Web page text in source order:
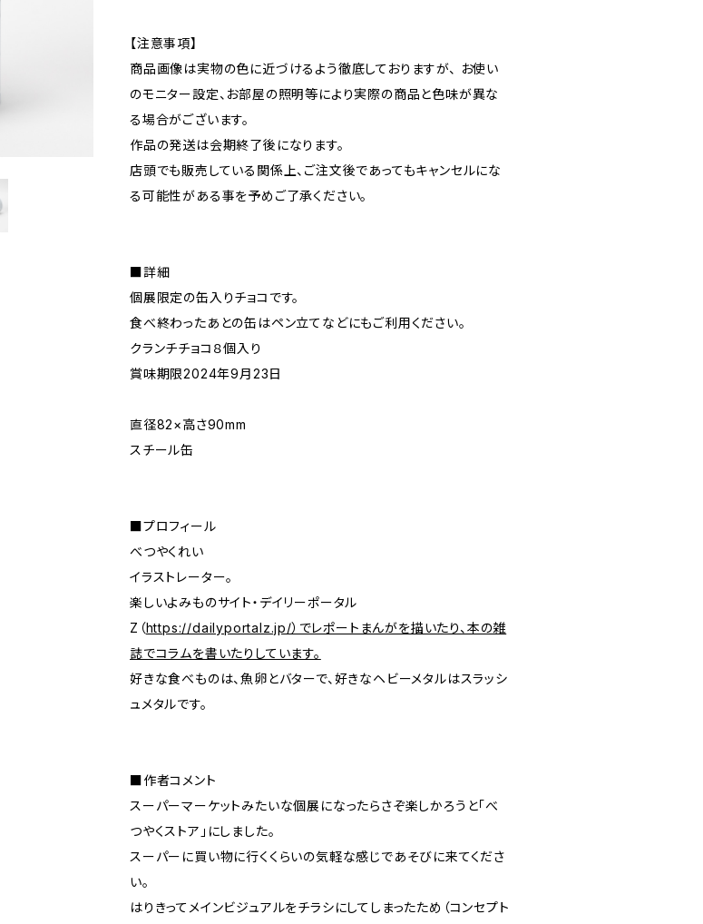
【注意事項】
商品画像は実物の色に近づけるよう徹底しておりますが、 お使い
のモニター設定、お部屋の照明等により実際の商品と色味が異な
る場合がございます。
作品の発送は会期終了後になります。
店頭でも販売している関係上、ご注文後であってもキャンセルにな
る可能性がある事を予めご了承ください。
■詳細
個展限定の缶入りチョコです。
食べ終わったあとの缶はペン立てなどにもご利用ください。
クランチチョコ８個入り
賞味期限2024年9月23日
直径82×高さ90mm
スチール缶
■プロフィール
べつやくれい
イラストレーター。
楽しいよみものサイト・デイリーポータル
Z（https://dailyportalz.jp/）でレポートまんがを描いたり、本の雑
誌でコラムを書いたりしています。
好きな食べものは、魚卵とバターで、好きなヘビーメタルはスラッシ
ュメタルです。
■作者コメント
スーパーマーケットみたいな個展になったらさぞ楽しかろうと「べ
つやくストア」にしました。
スーパーに買い物に行くくらいの気軽な感じであそびに来てくださ
い。
はりきってメインビジュアルをチラシにしてしまったため（コンセプト